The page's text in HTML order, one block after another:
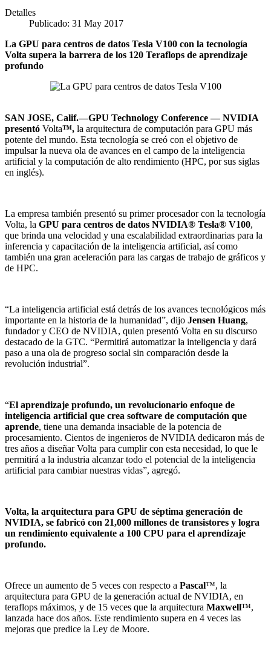
Detalles
Publicado: 31 May 2017
La GPU para centros de datos Tesla V100 con la tecnología
Volta supera la barrera de los 120 Teraflops de aprendizaje
profundo
SAN JOSE, Calif.—GPU Technology Conference — NVIDIA
presentó Volta™, la arquitectura de computación para GPU más
potente del mundo. Esta tecnología se creó con el objetivo de
impulsar la nueva ola de avances en el campo de la inteligencia
artificial y la computación de alto rendimiento (HPC, por sus siglas
en inglés).
La empresa también presentó su primer procesador con la tecnología
Volta, la GPU para centros de datos NVIDIA® Tesla® V100,
que brinda una velocidad y una escalabilidad extraordinarias para la
inferencia y capacitación de la inteligencia artificial, así como
también una gran aceleración para las cargas de trabajo de gráficos y
de HPC.
“La inteligencia artificial está detrás de los avances tecnológicos más
importante en la historia de la humanidad”, dijo Jensen Huang,
fundador y CEO de NVIDIA, quien presentó Volta en su discurso
destacado de la GTC. “Permitirá automatizar la inteligencia y dará
paso a una ola de progreso social sin comparación desde la
revolución industrial”.
“El aprendizaje profundo, un revolucionario enfoque de
inteligencia artificial que crea software de computación que
aprende, tiene una demanda insaciable de la potencia de
procesamiento. Cientos de ingenieros de NVIDIA dedicaron más de
tres años a diseñar Volta para cumplir con esta necesidad, lo que le
permitirá a la industria alcanzar todo el potencial de la inteligencia
artificial para cambiar nuestras vidas”, agregó.
Volta, la arquitectura para GPU de séptima generación de
NVIDIA, se fabricó con 21,000 millones de transistores y logra
un rendimiento equivalente a 100 CPU para el aprendizaje
profundo.
Ofrece un aumento de 5 veces con respecto a Pascal™, la
arquitectura para GPU de la generación actual de NVIDIA, en
teraflops máximos, y de 15 veces que la arquitectura Maxwell™,
lanzada hace dos años. Este rendimiento supera en 4 veces las
mejoras que predice la Ley de Moore.